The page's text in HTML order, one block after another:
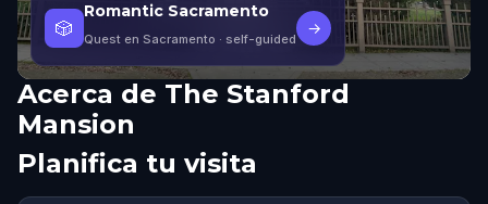
🎲
Romantic Sacramento
Quest en Sacramento · self-guided
→
Acerca de The Stanford
Mansion
Planifica tu visita